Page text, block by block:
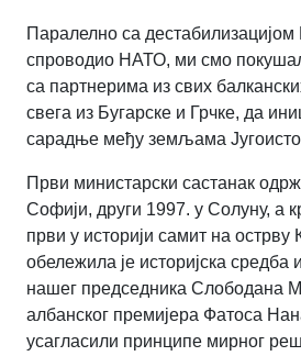
Паралелно са дестабилизацијом
спроводио НАТО, ми смо
са партнерима из свих
свега из Бугарске и Грчке, да
сарадње међу земљама
Први министарски састанак
Софији, други 1997. у Солуну, а
први у историји самит на острву
обележила је историјска средба
нашег председника Слободана
албанског премијера Фатоса
усагласили принципе мирног